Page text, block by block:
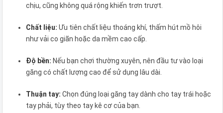
chịu, cũng không quá rộng khiến trơn trượt.
Chất liệu: Ưu tiên chất liệu thoáng khí, thấm hút mồ hôi
như vải co giãn hoặc da mềm cao cấp.
Độ bền: Nếu bạn chơi thường xuyên, nên đầu tư vào loại
găng có chất lượng cao để sử dụng lâu dài.
Thuận tay: Chọn đúng loại găng tay dành cho tay trái hoặc
tay phải, tùy theo tay kê cơ của bạn.